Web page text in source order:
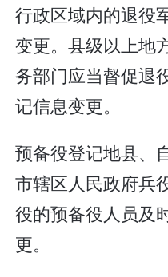
行政区域内的退役
变更。县级以上地
务部门应当督促退
记信息变更。
预备役登记地县、
市辖区人民政府兵
役的预备役人员及
更。